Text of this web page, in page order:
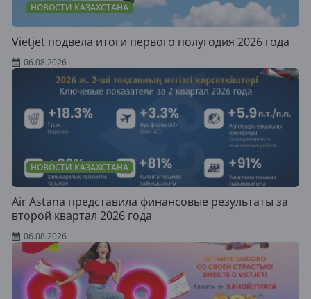
НОВОСТИ КАЗАХСТАНА
Vietjet подвела итоги первого полугодия 2026 года
06.08.2026
НОВОСТИ КАЗАХСТАНА
Air Astana представила финансовые результаты за
второй квартал 2026 года
06.08.2026